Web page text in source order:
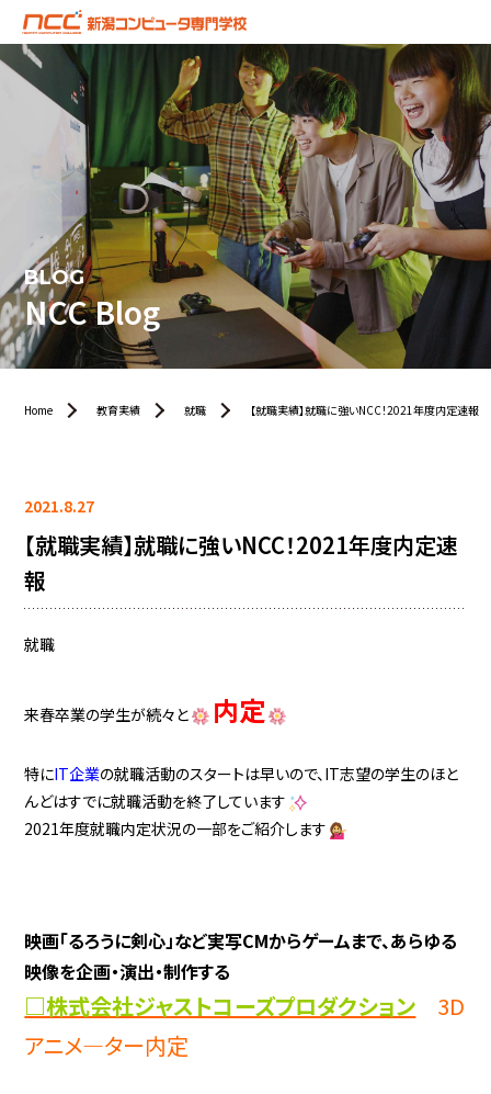
BLOG
NCC Blog
Home 教育実績 就職 【就職実績】就職に強いNCC！2021年度内定速報
2021.8.27
【就職実績】就職に強いNCC！2021年度内定速
報
就職
来春卒業の学生が続々と 内定
特にIT企業の就職活動のスタートは早いので、IT志望の学生のほと
んどはすでに就職活動を終了しています
2021年度就職内定状況の一部をご紹介します
映画「るろうに剣心」など実写CMからゲームまで、あらゆる
映像を企画・演出・制作する
□株式会社ジャストコーズプロダクション
3D
アニメ―ター内定